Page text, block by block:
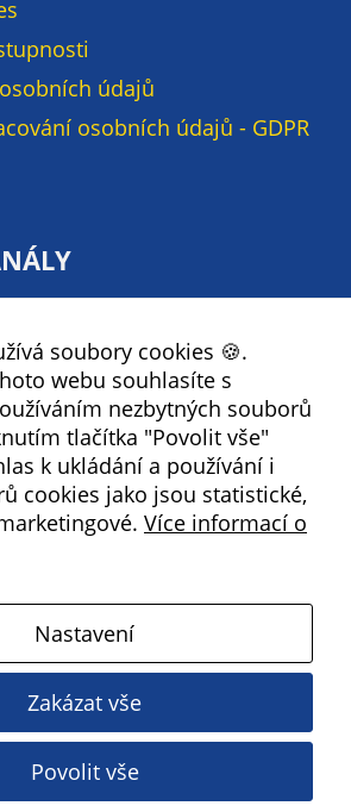
údajů
osobních údajů - GDPR
2026 Úřad městské části Praha 19
soubory cookies 🍪.
webu souhlasíte s
nezbytných souborů
tlačítka "Povolit vše"
k ukládání a používání i
cookies jako jsou statistické,
Více informací o
Nastavení
Zakázat vše
Povolit vše
není zpravidla
možná
bezprostřední
souhlas, nebudete
příjemcem obsahů
a reklam
přizpůsobených
Vašim zájmům.